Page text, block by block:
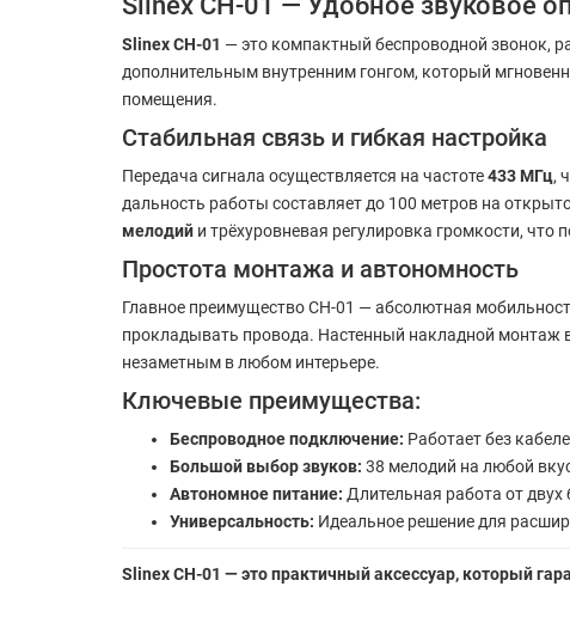
Slinex CH-01 — это компактный беспроводной звонок,
дополнительным внутренним гонгом, который
помещения.
Стабильная связь и гибкая настройка
Передача сигнала осуществляется на частоте433 МГц,
дальность работы составляет до 100 метров на
мелодий и трёхуровневая регулировка громкости,
Простота монтажа и автономность
Главное преимущество CH-01 — абсолютная
прокладывать провода. Настенный накладной
незаметным в любом интерьере.
Ключевые преимущества:
Беспроводное подключение: Работает без
Большой выбор звуков: 38 мелодий на любой
Автономное питание: Длительная работа от двух
Универсальность: Идеальное решение для
Slinex CH-01 — это практичный аксессуар, который